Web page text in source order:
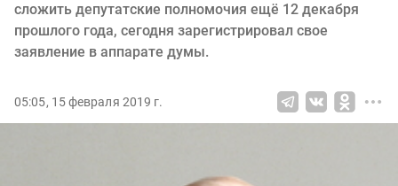
сложить депутатские полномочия ещё 12 декабря
прошлого года, сегодня зарегистрировал свое
заявление в аппарате думы.
05:05, 15 февраля 2019 г.